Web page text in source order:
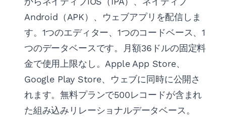
Android（APK）、ウェブアプリを配信しま
す。1つのエディター、1つのコードベース、1
つのデータベースです。月額36ドルの固定料
金で使用上限なし。Apple App Store、
Google Play Store、ウェブに同時に公開さ
れます。無料プランで500レコードが含まれ
た組み込みリレーショナルデータベース。